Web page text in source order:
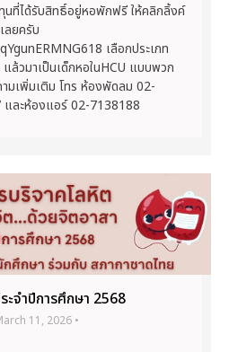
นที่ได้รับสิทธิ์อยู่หอพักฟรี ให้คลิกลิ้งค์
ลยครับ
เลือกประเภท
ล้วมาเป็นเด็กหอในHCU แบบพวก
มเพิ่มเติม โทร ห้องพัดลม 02-
ละห้องแอร์ 02-7138188
ะจำปีการศึกษา 2568
11, 2026 •